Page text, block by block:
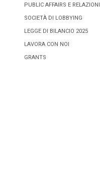
PUBLIC AFFAIRS E
SOCIETÀ DI LOBBYING
LEGGE DI BILANCIO 2025
LAVORA CON NOI
GRANTS